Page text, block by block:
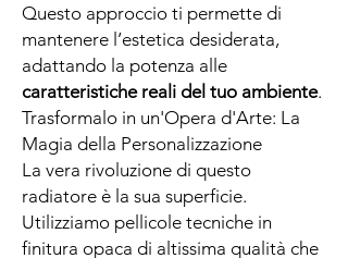
Questo approccio ti permette di
mantenere l’estetica desiderata,
adattando la potenza alle
caratteristiche reali del tuo ambiente.
Trasformalo in un'Opera d'Arte: La
Magia della Personalizzazione
La vera rivoluzione di questo
radiatore è la sua superficie.
Utilizziamo pellicole tecniche in
finitura opaca di altissima qualità che